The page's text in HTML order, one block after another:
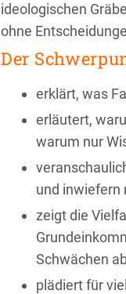
ideologischen
ohne
Der
erklärt, was
erläutert,
warum nur
und inwiefern
zeigt die
Schwächen
plädiert für